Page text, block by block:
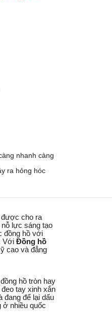
nhanh càng
ra hỏng hóc
được cho ra
lực sáng tạo
đồng hồ với
Với Đồng hồ
cao và đẳng
hồ tròn hay
tay xinh xắn
đang để lại dấu
ở nhiều quốc